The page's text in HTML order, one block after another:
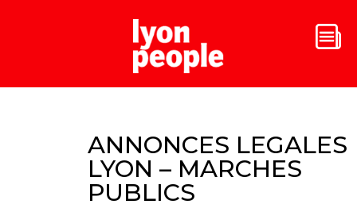
ANNONCES LEGALES
LYON – MARCHES
PUBLICS